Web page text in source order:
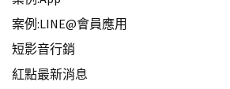
案例:LINE@會員應用
短影音行銷
紅點最新消息